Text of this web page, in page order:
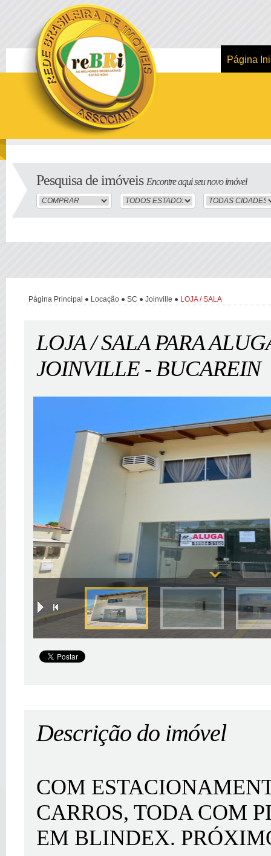
Página
Pesquisa de imóveis Encontre aqui seu novo imóvel
Página Principal Locação SC Joinville LOJA / SALA
LOJA / SALA PARA
JOINVILLE - BUCAREIN
Descrição do imóvel
COM
CARROS, TODA COM
EM BLINDEX.